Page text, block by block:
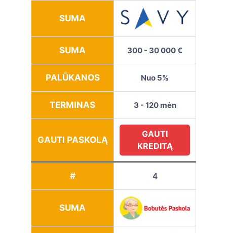
SUMA
SUMA 300 - 30 000 €
PALŪKANOS Nuo 5%
TERMINAS 3 - 120 mėn
GAUTI PASKOLĄ
GAUTI
KREDITĄ
# 4
SUMA